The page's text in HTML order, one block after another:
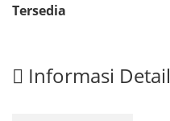
Tersedia
Informasi Detail